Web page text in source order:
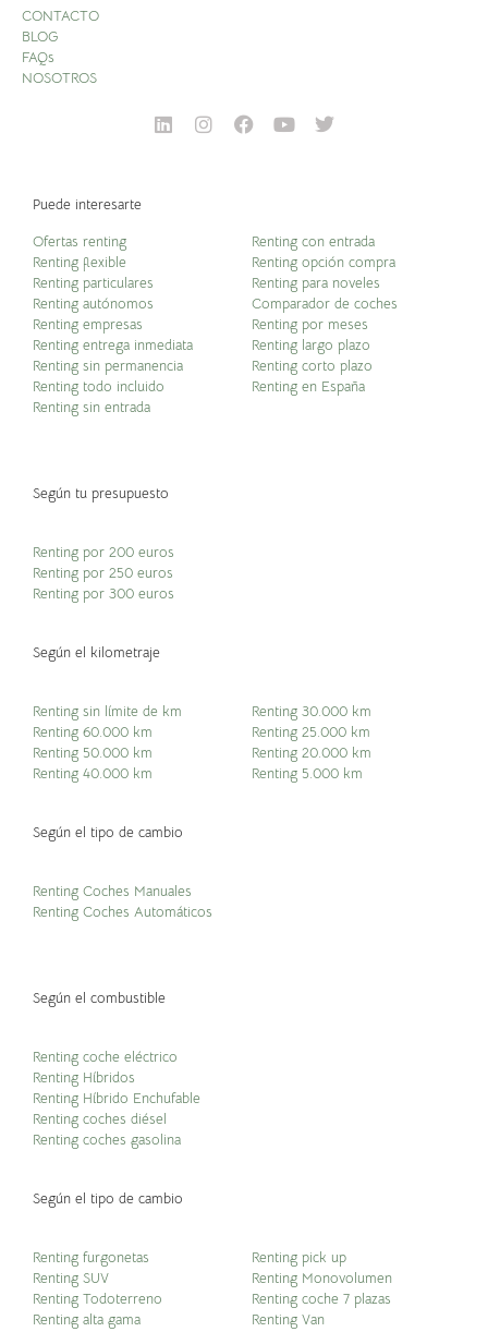
CONTACTO
BLOG
FAQs
NOSOTROS
Puede interesarte
Ofertas renting
Renting flexible
Renting particulares
Renting autónomos
Renting empresas
Renting entrega inmediata
Renting sin permanencia
Renting todo incluido
Renting sin entrada
Renting con entrada
Renting opción compra
Renting para noveles
Comparador de coches
Renting por meses
Renting largo plazo
Renting corto plazo
Renting en España
Según tu presupuesto
Renting por 200 euros
Renting por 250 euros
Renting por 300 euros
Según el kilometraje
Renting sin límite de km
Renting 60.000 km
Renting 50.000 km
Renting 40.000 km
Renting 30.000 km
Renting 25.000 km
Renting 20.000 km
Renting 5.000 km
Según el tipo de cambio
Renting Coches Manuales
Renting Coches Automáticos
Según el combustible
Renting coche eléctrico
Renting Híbridos
Renting Híbrido Enchufable
Renting coches diésel
Renting coches gasolina
Según el tipo de cambio
Renting furgonetas
Renting SUV
Renting Todoterreno
Renting alta gama
Renting pick up
Renting Monovolumen
Renting coche 7 plazas
Renting Van